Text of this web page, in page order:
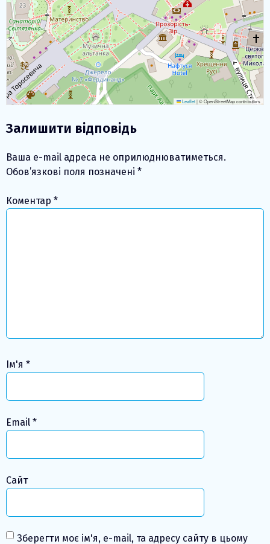
Leaflet|© OpenStreetMap contributors
Залишити відповідь
Ваша e-mail адреса не оприлюднюватиметься.
Обов’язкові поля позначені *
Коментар *
Ім'я *
Email *
Сайт
Зберегти моє ім'я, e-mail, та адресу сайту в цьому